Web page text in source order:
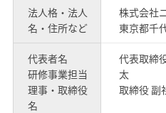
法人格・法人
名・住所など
株式会社
東京都千
代表者名
研修事業担当
理事・取締役
名
代表取締
太
取締役 副